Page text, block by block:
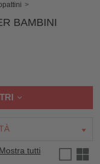
BAMBINI
Mostra tutti